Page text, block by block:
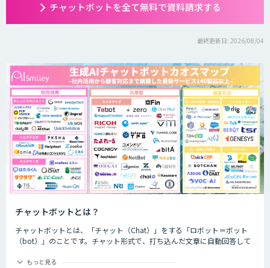
チャットボットを全て無料で資料請求する
最終更新日: 2026/08/04
チャットボットとは？
チャットボットとは、「チャット（Chat）」をする「ロボット＝ボット
（bot）」のことです。チャット形式で、打ち込んだ文章に自動回答して
もっと見る